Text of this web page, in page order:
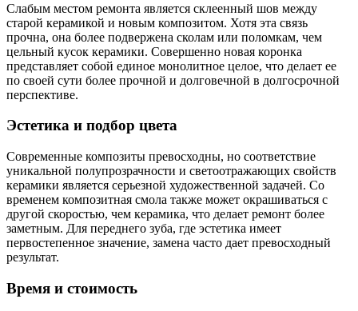
Слабым местом ремонта является склеенный шов между
старой керамикой и новым композитом. Хотя эта связь
прочна, она более подвержена сколам или поломкам, чем
цельный кусок керамики. Совершенно новая коронка
представляет собой единое монолитное целое, что делает ее
по своей сути более прочной и долговечной в долгосрочной
перспективе.
Эстетика и подбор цвета
Современные композиты превосходны, но соответствие
уникальной полупрозрачности и светоотражающих свойств
керамики является серьезной художественной задачей. Со
временем композитная смола также может окрашиваться с
другой скоростью, чем керамика, что делает ремонт более
заметным. Для переднего зуба, где эстетика имеет
первостепенное значение, замена часто дает превосходный
результат.
Время и стоимость